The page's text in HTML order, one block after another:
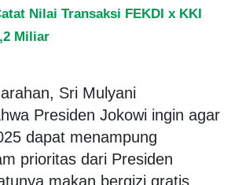
Nilai Transaksi FEKDI x KKI
Miliar
Sri Mulyani
Presiden Jokowi ingin agar
dapat menampung
prioritas dari Presiden
makan bergizi gratis.